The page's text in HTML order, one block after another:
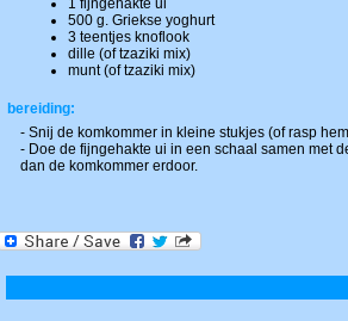
1 fijngehakte ui
500 g. Griekse yoghurt
3 teentjes knoflook
dille (of tzaziki mix)
munt (of tzaziki mix)
bereiding:
- Snij de komkommer in kleine stukjes (of rasp
- Doe de fijngehakte ui in een schaal samen met
dan de komkommer erdoor.